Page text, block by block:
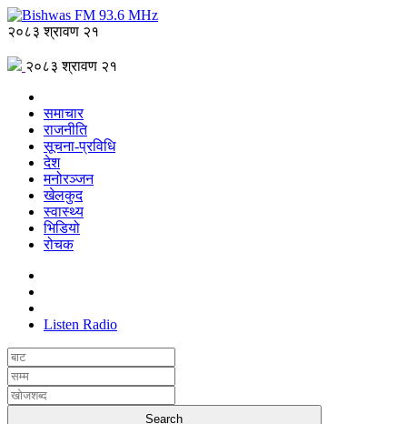
२०८३ श्रावण २१
२०८३ श्रावण २१
समाचार
राजनीति
सूचना-प्रविधि
देश
मनोरञ्जन
खेलकुद
स्वास्थ्य
भिडियो
रोचक
Listen Radio